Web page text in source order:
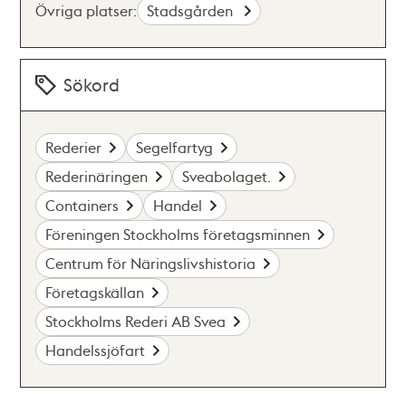
Övriga platser: Stadsgården
Sökord
Rederier
Segelfartyg
Rederinäringen
Sveabolaget.
Containers
Handel
Föreningen Stockholms företagsminnen
Centrum för Näringslivshistoria
Företagskällan
Stockholms Rederi AB Svea
Handelssjöfart